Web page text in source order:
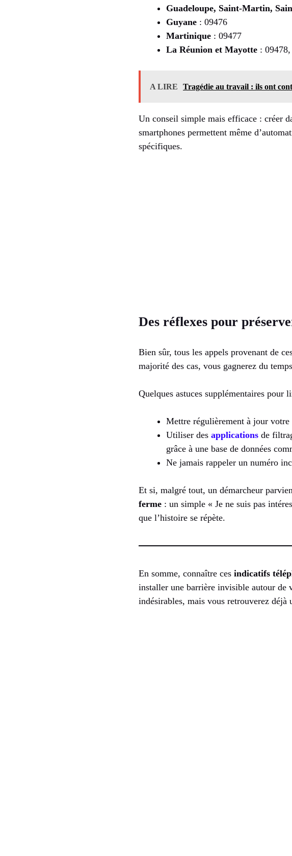
Guadeloupe, Saint-Martin,
Guyane : 09476
Martinique : 09477
La Réunion et Mayotte :
A LIRE Tragédie au travail : ils ont
Un conseil simple mais efficace : créer
smartphones permettent même
spécifiques.
Des réflexes pour
Bien sûr, tous les appels provenant de
majorité des cas, vous gagnerez du
Quelques astuces supplémentaires pour
Mettre régulièrement à jour votre
Utiliser des applications de
grâce à une base de données
Ne jamais rappeler un numéro
Et si, malgré tout, un démarcheur
ferme : un simple « Je ne suis pas
que l’histoire se répète.
En somme, connaître ces indicatifs
installer une barrière invisible autour de
indésirables, mais vous retrouverez